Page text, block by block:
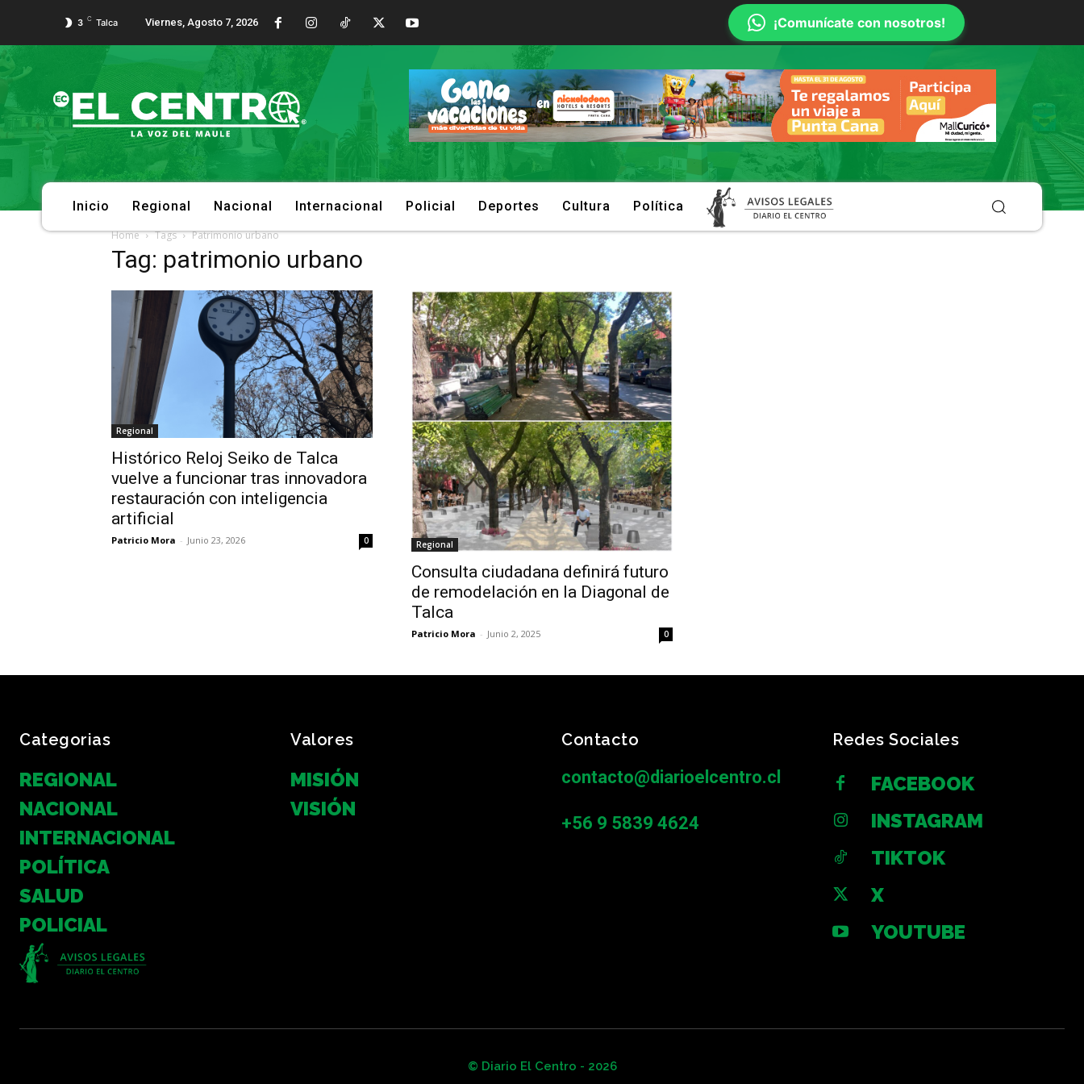
3 C Talca Viernes, Agosto 7, 2026 ¡Comunícate con nosotros!
Inicio Regional Nacional Internacional Policial Deportes Cultura Política
Home Tags Patrimonio urbano
Tag: patrimonio urbano
Regional
Histórico Reloj Seiko de Talca
vuelve a funcionar tras innovadora
restauración con inteligencia
artificial
Patricio Mora - Junio 23, 2026 0 Regional
Consulta ciudadana definirá futuro
de remodelación en la Diagonal de
Talca
Patricio Mora - Junio 2, 2025 0
Categorias
REGIONAL
NACIONAL
INTERNACIONAL
POLÍTICA
SALUD
POLICIAL
Valores
MISIÓN
VISIÓN
Contacto
contacto@diarioelcentro.cl
+56 9 5839 4624
Redes Sociales
FACEBOOK
INSTAGRAM
TIKTOK
X
YOUTUBE
© Diario El Centro - 2026